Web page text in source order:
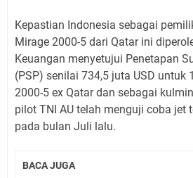
Kepastian Indonesia sebagai
Mirage 2000-5 dari Qatar ini
Keuangan menyetujui Penetapan
(PSP) senilai 734,5 juta USD untuk
2000-5 ex Qatar dan sebagai
pilot TNI AU telah menguji coba jet
pada bulan Juli lalu.
BACA JUGA